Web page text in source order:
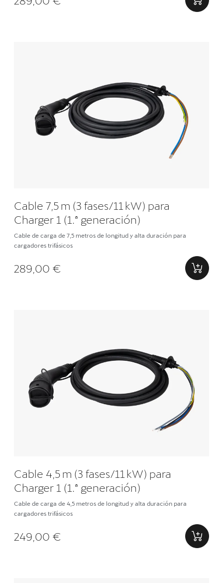
Cable 7,5 m (3 fases/11 kW) para
Charger 1 (1.ª generación)
Cable de carga de 7,5 metros de longitud y alta duración para
cargadores trifásicos
289,00 €
Cable 4,5 m (3 fases/11 kW) para
Charger 1 (1.ª generación)
Cable de carga de 4,5 metros de longitud y alta duración para
cargadores trifásicos
249,00 €